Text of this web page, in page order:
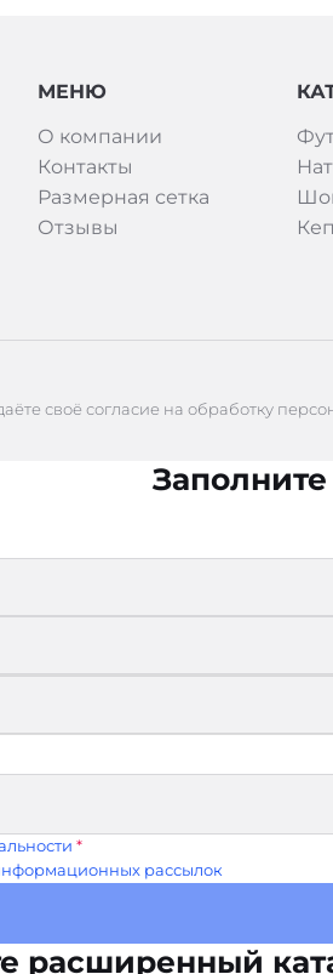
МЕНЮ
О компании
Контакты
Размерная сетка
Отзывы
своё согласие на обработку
*
рассылок
расширенный